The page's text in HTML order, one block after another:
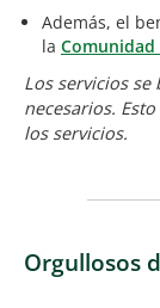
Además, el
la
Los servicios
necesarios.
los servicios.
Orgullosos